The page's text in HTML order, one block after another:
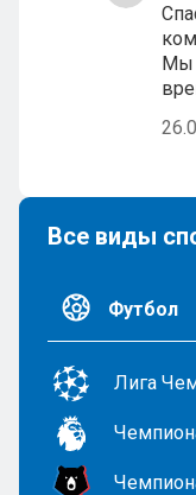
Мы
Все виды
Футбол
Лига